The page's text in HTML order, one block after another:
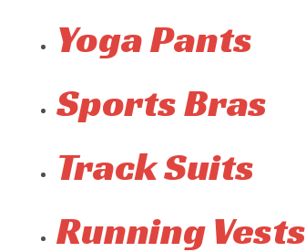
Yoga Pants
Sports Bras
Track Suits
Running Vests